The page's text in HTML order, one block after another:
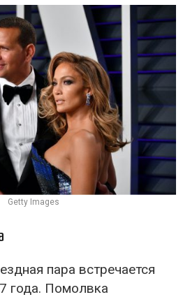
Getty Images
пара встречается
года. Помолвка